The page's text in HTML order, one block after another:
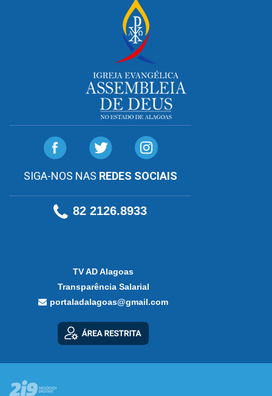
SIGA-NOS NAS REDES SOCIAIS
82 2126.8933
TV AD Alagoas
Transparência Salarial
portaladalagoas@gmail.com